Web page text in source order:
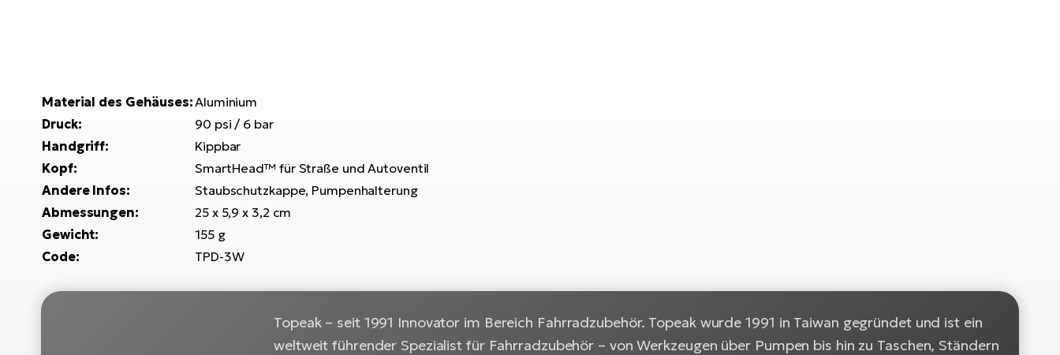
Material des Gehäuses:Aluminium
Druck:
90 psi / 6 bar
Handgriff:
Kippbar
Kopf:
SmartHead™ für Straße und Autoventil
Andere Infos:
Staubschutzkappe, Pumpenhalterung
Abmessungen:
25 x 5,9 x 3,2 cm
Gewicht:
155 g
Code:
TPD-3W
Topeak – seit 1991 Innovator im Bereich Fahrradzubehör. Topeak wurde 1991 in Taiwan gegründet und ist ein
weltweit führender Spezialist für Fahrradzubehör – von Werkzeugen über Pumpen bis hin zu Taschen, Ständern